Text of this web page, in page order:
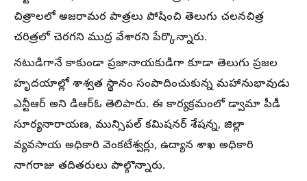
చిత్రాలలో అజరామర పాత్రలు పోషించి తెలుగు చలనచిత్ర
చరిత్రలో చెరగని ముద్ర వేశారని పేర్కొన్నారు.
నటుడిగానే కాకుండా ప్రజానాయకుడిగా కూడా తెలుగు ప్రజల
హృదయాల్లో శాశ్వత స్థానం సంపాదించుకున్న మహానుభావుడు
ఎన్టీఆర్ అని డిఆర్ఓ తెలిపారు. ఈ కార్యక్రమంలో డ్వామా పీడీ
సూర్యనారాయణ, మున్సిపల్ కమిషనర్ శేషన్న, జిల్లా
వ్యవసాయ అధికారి వెంకటేశ్వర్లు, ఉద్యాన శాఖ అధికారి
నాగరాజు తదితరులు పాల్గొన్నారు.